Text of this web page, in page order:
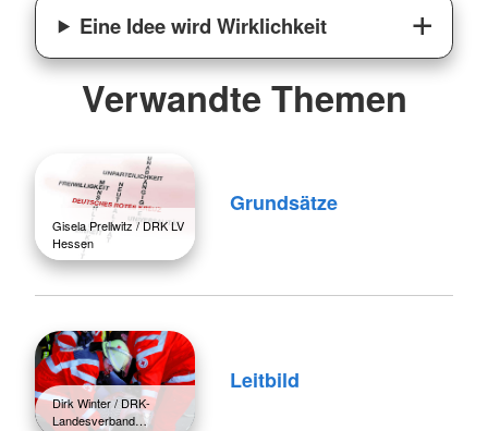
Eine Idee wird Wirklichkeit
Verwandte Themen
Gisela Prellwitz / DRK LV
Hessen
Grundsätze
Dirk Winter / DRK-
Landesverband…
Leitbild